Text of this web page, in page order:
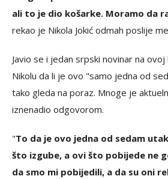
ali to je dio košarke. Moramo da
rekao je Nikola Jokić odmah poslije
Javio se i jedan srpski novinar na
Nikolu da li je ovo "samo jedna od
tako gleda na poraz. Mnoge je
iznenadio odgovorom.
"To da je ovo jedna od sedam
što izgube, a ovi što pobijede ne
da smo mi pobijedili, a da su oni